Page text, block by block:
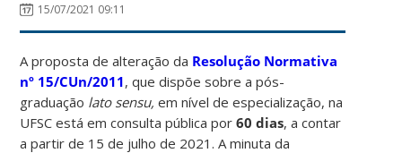
15/07/2021 09:11
A proposta de alteração da Resolução Normativa
nº 15/CUn/2011, que dispõe sobre a pós-
graduação lato sensu,em nível de especialização, na
UFSC está em consulta pública por60 dias, a contar
a partir de 15 de julho de 2021. A minuta da